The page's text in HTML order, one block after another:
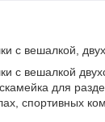
с вешалкой,
c вешалкой
для
спортивных